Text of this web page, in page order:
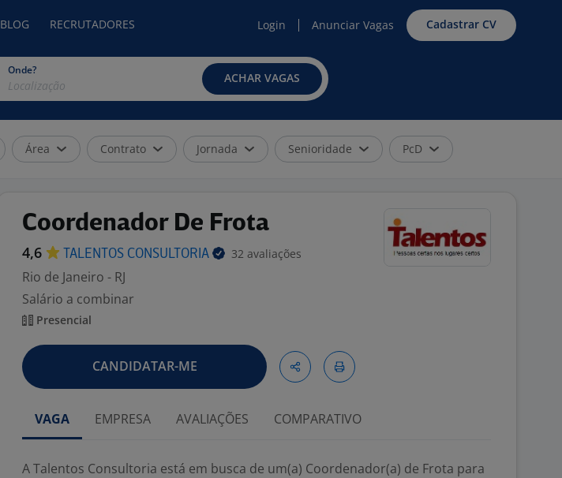
BLOG RECRUTADORES Login Anunciar Vagas Cadastrar CV
Onde?
ACHAR VAGAS
Área Contrato Jornada Senioridade PcD
Coordenador De Frota
4,6 TALENTOS CONSULTORIA 32 avaliações
Rio de Janeiro - RJ
Salário a combinar
Presencial
CANDIDATAR-ME
VAGA EMPRESA AVALIAÇÕES COMPARATIVO
A Talentos Consultoria está em busca de um(a) Coordenador(a) de Frota para